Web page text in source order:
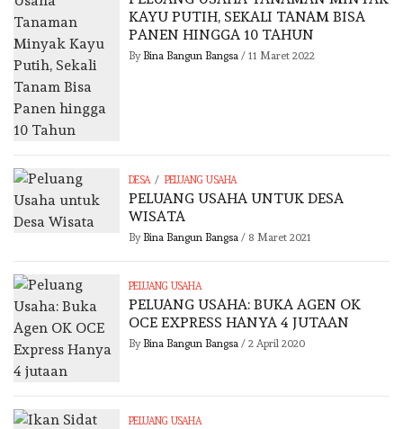
KAYU PUTIH, SEKALI TANAM BISA
PANEN HINGGA 10 TAHUN
By Bina Bangun Bangsa / 11 Maret 2022
DESA / PELUANG USAHA
PELUANG USAHA UNTUK DESA
WISATA
By Bina Bangun Bangsa / 8 Maret 2021
PELUANG USAHA
PELUANG USAHA: BUKA AGEN OK
OCE EXPRESS HANYA 4 JUTAAN
By Bina Bangun Bangsa / 2 April 2020
PELUANG USAHA